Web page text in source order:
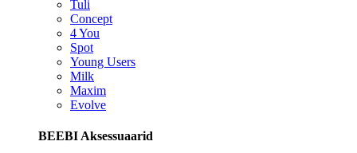
Tuli
Concept
4 You
Spot
Young Users
Milk
Maxim
Evolve
BEEBI Aksessuaarid